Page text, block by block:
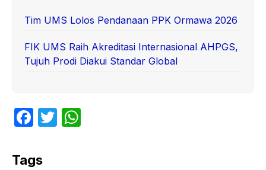
Tim UMS Lolos Pendanaan PPK Ormawa 2026
FIK UMS Raih Akreditasi Internasional AHPGS,
Tujuh Prodi Diakui Standar Global
F
c
T
Tags